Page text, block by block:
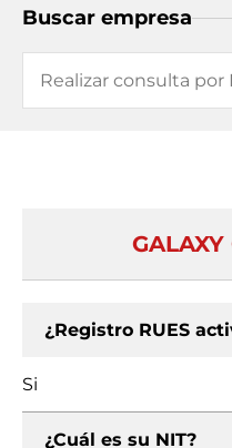
Buscar empresa
GALAXY
¿Registro RUES
Si
¿Cuál es su NIT?